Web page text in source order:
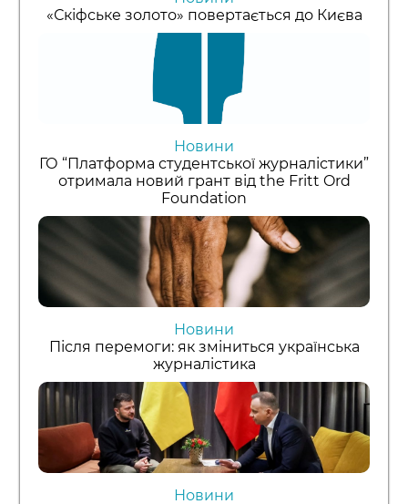
«Скіфське золото» повертається до Києва
Новини
ГО “Платформа студентської журналістики”
отримала новий грант від the Fritt Ord
Foundation
Новини
Після перемоги: як зміниться українська
журналістика
Новини